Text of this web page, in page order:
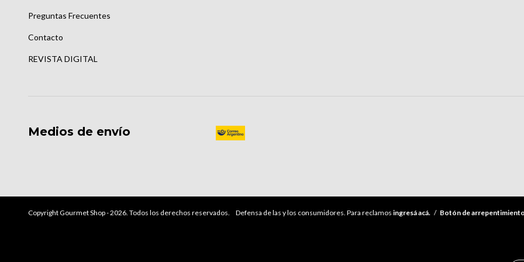
Preguntas Frecuentes
Contacto
REVISTA DIGITAL
Medios de envío
Copyright Gourmet Shop - 2026. Todos los derechos reservados. Defensa de las y los consumidores. Para reclamos ingresá acá. / Botón de